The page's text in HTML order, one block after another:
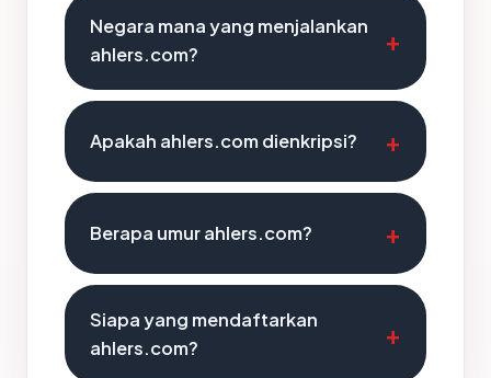
Negara mana yang menjalankan
ahlers.com?
Apakah ahlers.com dienkripsi?
Berapa umur ahlers.com?
Siapa yang mendaftarkan
ahlers.com?